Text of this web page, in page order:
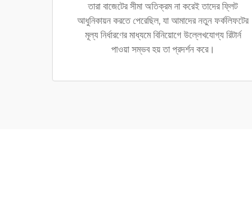
তারা বাজেটের সীমা অতিক্রম না করেই তাদের ফ্লিট
আধুনিকায়ন করতে পেরেছিল, যা আমাদের নতুন ফর্কলিফটের
মূল্য নির্ধারণের মাধ্যমে বিনিয়োগে উল্লেখযোগ্য রিটার্ন
পাওয়া সম্ভব হয় তা প্রদর্শন করে।